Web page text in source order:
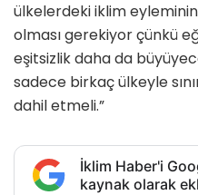
ülkelerdeki iklim
olması gerekiyor çünkü
eşitsizlik daha da
sadece birkaç ülkeyle
dahil etmeli.”
İklim Haber'i
kaynak olarak